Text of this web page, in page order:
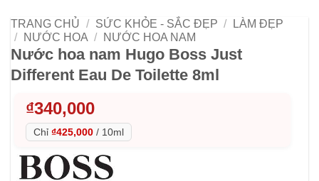
TRANG CHỦ / SỨC KHỎE - SẮC ĐẸP /
LÀM ĐẸP
/
NƯỚC HOA / NƯỚC HOA NAM
Nước hoa nam Hugo Boss Just
Different Eau De Toilette 8ml
₫340,000
Chỉ ₫425,000 / 10ml